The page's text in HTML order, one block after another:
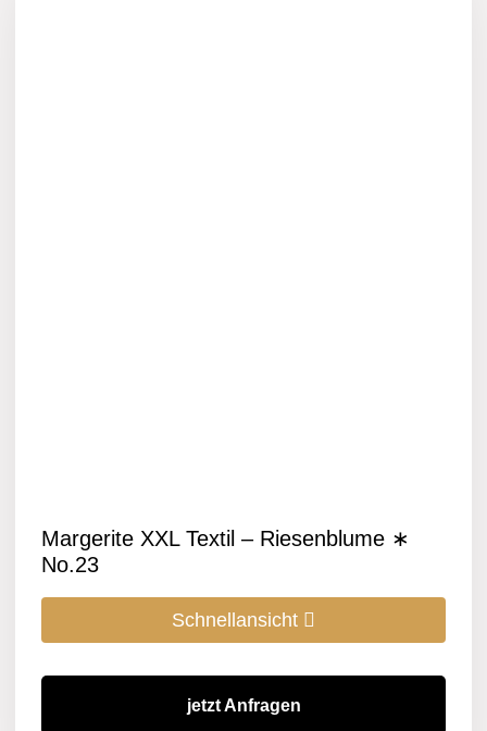
Margerite XXL Textil – Riesenblume ∗
No.23
Schnellansicht
jetzt Anfragen